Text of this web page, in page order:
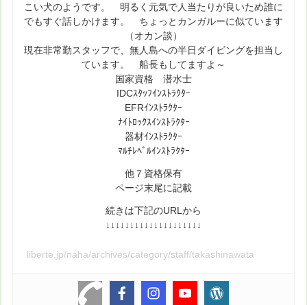
こい犬のようです。 明るく元気で人当たりが良いため誰に
でもすぐ話しかけます。 ちょっとカンガルーに似ています
（オカン談）
現在非常勤スタッフで、無人島への半日ダイビングを担当し
ています。 船長もしてますよ～
国家資格 潜水士
IDCｽﾀｯﾌｲﾝｽﾄﾗｸﾀｰ
EFRｲﾝｽﾄﾗｸﾀｰ
ﾅｲﾄﾛｯｸｽｲﾝｽﾄﾗｸﾀｰ
器材ｲﾝｽﾄﾗｸﾀｰ
ﾏﾙﾁﾚﾍﾞﾙｲﾝｽﾄﾗｸﾀｰ
他７資格保有
ページ末尾に記載
続きは下記のURLから
↓↓↓↓↓↓↓↓↓↓↓↓↓↓↓↓↓↓↓↓
liberte.jp/naha/archives/category/staff/takashinawata